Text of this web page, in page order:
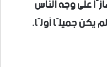
على وجه الناس
يكن جميلًا أولًا.